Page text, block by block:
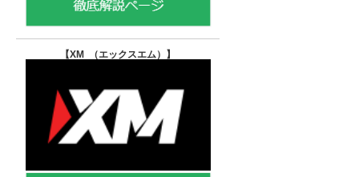
【XM （エックスエム） 】